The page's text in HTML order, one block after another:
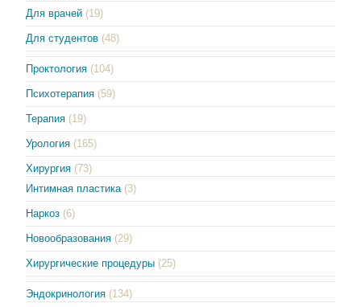
Для врачей (19)
Для студентов (48)
Проктология (104)
Психотерапия (59)
Терапия (19)
Урология (165)
Хирургия (73)
Интимная пластика (3)
Наркоз (6)
Новообразования (29)
Хирургические процедуры (25)
Эндокринология (134)